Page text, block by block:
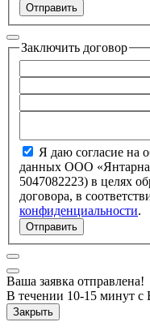
Отправить
Заключить договор
Я даю согласие на
данных ООО
5047082223) в целях обработки запроса и заключение
договора, в
конфиденциальности.
Отправить
Ваша заявка отправлена!
В течении 10-15 минут с
Закрыть